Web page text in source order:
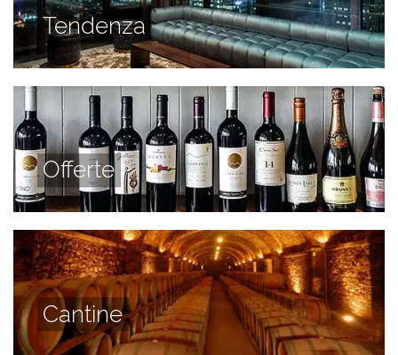
Tendenza
Offerte
Cantine